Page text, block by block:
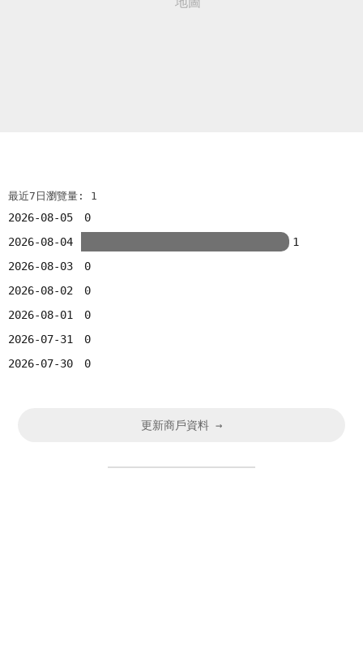
最近7日瀏覽量: 1
2026-08-05
0
2026-08-04
1
2026-08-03
0
2026-08-02
0
2026-08-01
0
2026-07-31
0
2026-07-30
0
更新商戶資料 →